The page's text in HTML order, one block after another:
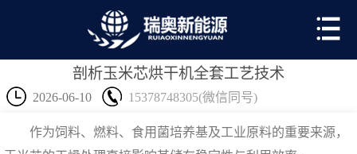
剖析玉米芯烘干机全套工艺技术
2026-06-10 15378748305(微信同号)
作为饲料、燃料、食用菌培养基及工业原料的重要来源，